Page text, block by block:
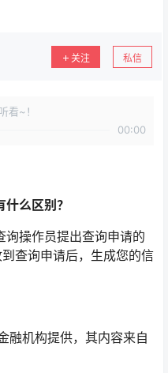
关注 私信
看~！
00:00
么区别？
询操作员提出查询申请的
查询申请后，生成您的信
融机构提供，其内容来自